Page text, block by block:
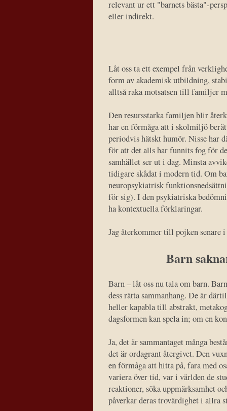
relevant ur ett "barnets bästa"-
eller indirekt.
Låt oss ta ett exempel från
form av akademisk utbildning,
alltså raka motsatsen till familjer
Den resursstarka familjen blir
har en förmåga att i skolmiljö
periodvis hätskt humör. Nisse har
för att det alls har funnits fog för
samhället ser ut i dag. Minsta
tidigare skådat i modern tid. Om
neuropsykiatrisk
för sig). I den psykiatriska
ha kontextuella förklaringar.
Jag återkommer till pojken senare
Barn
Barn – låt oss nu tala om barn.
dess rätta sammanhang. De är
heller kapabla till abstrakt,
dagsformen kan spela in; om en
Ja, det är sammantaget många
det är ordagrant återgivet. Den
en förmåga att hitta på, fara med
variera över tid, var i världen de
reaktioner, söka uppmärksamhet
påverkar deras trovärdighet i allra